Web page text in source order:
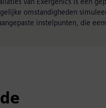
omstandigheden
instelpunten, die